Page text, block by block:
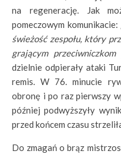
na regenerację. Jak
pomeczowym komunikacie:
świeżość zespołu, który
grającym
dzielnie odpierały ataki
remis. W 76. minucie
obronę i po raz pierwszy
później podwyższyły
przed końcem czasu
Do zmagań o brąz